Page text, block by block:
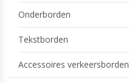
Onderborden
Tekstborden
Accessoires verkeersborden